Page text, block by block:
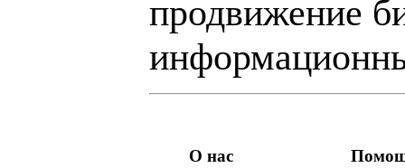
продвижение
О нас